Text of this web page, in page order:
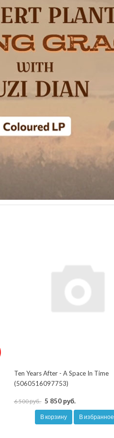
Ten Years After - A Space In Time
(5060516097753)
6 500 руб. 5 850 руб.
В корзину В избранное